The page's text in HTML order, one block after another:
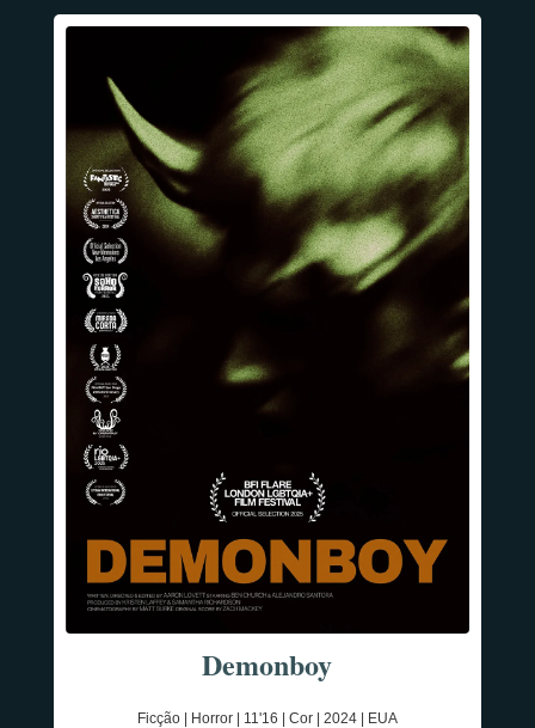
Demonboy
Ficção | Horror | 11'16 | Cor | 2024 | EUA